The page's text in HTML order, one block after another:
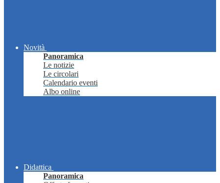
Novità
Panoramica
Le notizie
Le circolari
Calendario eventi
Albo online
Didattica
Panoramica